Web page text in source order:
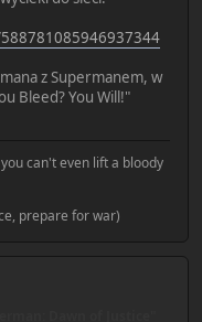
z Supermanem, w
Bleed? You Will!"
can't even lift a bloody
prepare for war)